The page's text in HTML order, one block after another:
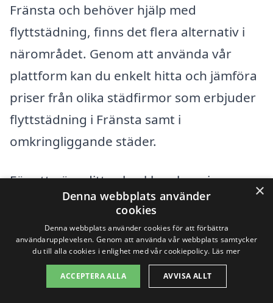
Fränsta och behöver hjälp med
flyttstädning, finns det flera alternativ i
närområdet. Genom att använda vår
plattform kan du enkelt hitta och jämföra
priser från olika städfirmor som erbjuder
flyttstädning i Fränsta samt i
omkringliggande städer.
För att göra ditt val enklare har vi
sammanställt en lista över några av de
närliggande städerna där du också kan
hitta professionella städtjänster:
Þänsta
×
Denna webbplats använder
cookies
Denna webbplats använder cookies för att förbättra
användarupplevelsen. Genom att använda vår webbplats samtycker
du till alla cookies i enlighet med vår cookiepolicy. Läs mer
ACCEPTERA ALLA AVVISA ALLT